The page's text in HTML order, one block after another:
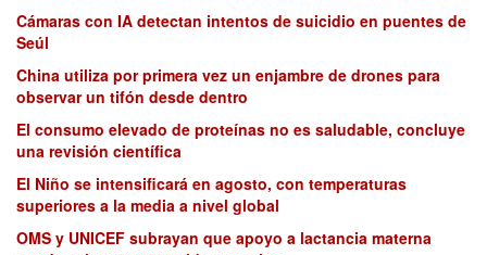
Cámaras con IA detectan intentos de suicidio en puentes de
Seúl
China utiliza por primera vez un enjambre de drones para
observar un tifón desde dentro
El consumo elevado de proteínas no es saludable, concluye
una revisión científica
El Niño se intensificará en agosto, con temperaturas
superiores a la media a nivel global
OMS y UNICEF subrayan que apoyo a lactancia materna